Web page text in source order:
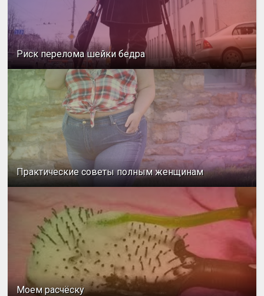
Риск перелома шейки бедра
Практические советы полным женщинам
Моем расчёску